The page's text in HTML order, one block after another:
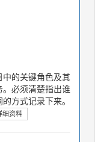
中的关键角色及其
必须清楚指出谁
方式记录下来。
细资料